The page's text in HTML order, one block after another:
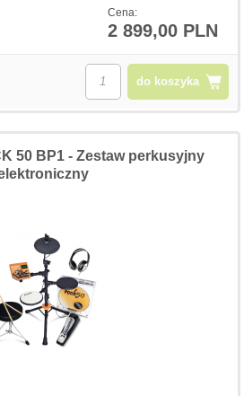
Cena:
2 899,00 PLN
do koszyka
50 BP1 - Zestaw perkusyjny